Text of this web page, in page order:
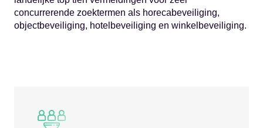
concurrerende zoektermen als horecabeveiliging,
objectbeveiliging, hotelbeveiliging en winkelbeveiliging.